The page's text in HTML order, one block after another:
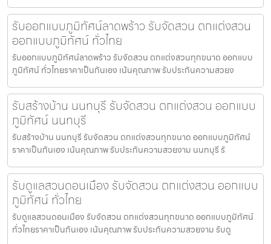
รับออกแบบภูมิทัศน์ลาดพร้าว รับจัดสวน ตกแต่งสวน
ออกแบบภูมิทัศน์ ทั่วไทย
รับออกแบบภูมิทัศน์ลาดพร้าว รับจัดสวน ตกแต่งสวนทุกขนาด ออกแบบ
ภูมิทัศน์ ทั่วไทยราคาเป็นกันเอง เน้นคุณภาพ รับประกันความสวยง
รับสร้างบ้าน นนทบุรี รับจัดสวน ตกแต่งสวน ออกแบบ
ภูมิทัศน์ นนทบุรี
รับสร้างบ้าน นนทบุรี รับจัดสวน ตกแต่งสวนทุกขนาด ออกแบบภูมิทัศน์
ราคาเป็นกันเอง เน้นคุณภาพ รับประกันความสวยงาม นนทบุรี รั
รับดูแลสวนดอนเมือง รับจัดสวน ตกแต่งสวน ออกแบบ
ภูมิทัศน์ ทั่วไทย
รับดูแลสวนดอนเมือง รับจัดสวน ตกแต่งสวนทุกขนาด ออกแบบภูมิทัศน์
ทั่วไทยราคาเป็นกันเอง เน้นคุณภาพ รับประกันความสวยงาม รับดู